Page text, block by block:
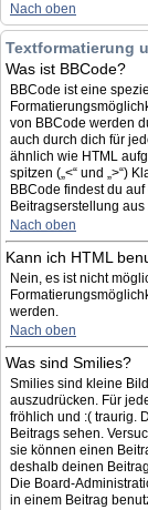
Nach oben
Textformatierung
Was ist BBCode?
BBCode ist eine
von BBCode werden
auch durch dich für
ähnlich wie HTML
spitzen („<“ und „>“)
BBCode findest du
Beitragserstellung
Nach oben
Kann ich HTML
Nein, es ist nicht
werden.
Nach oben
Was sind Smilies?
Smilies sind kleine
auszudrücken. Für
fröhlich und :( traurig.
Beitrags sehen.
sie können einen
deshalb deinen
Die Board-
in einem Beitrag